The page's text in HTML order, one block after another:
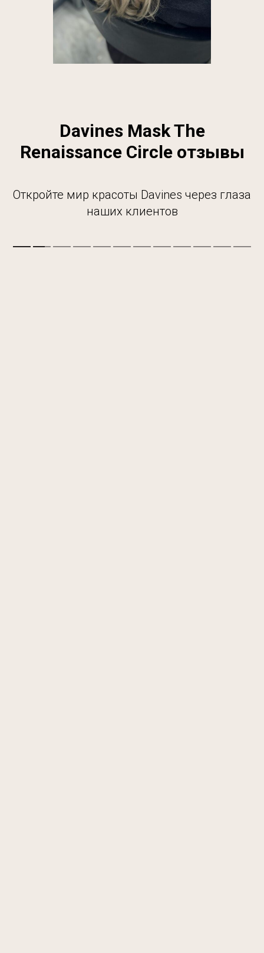
Davines Mask The
Renaissance Circle отзывы
Откройте мир красоты Davines через глаза
наших клиентов